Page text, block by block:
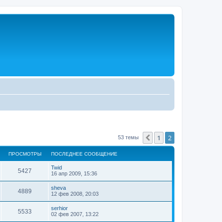
53 темы Пред.
1 2
ПРОСМОТРЫ ПОСЛЕДНЕЕ СООБЩЕНИЕ
5427
Twid
16 апр 2009, 15:36
4889
sheva
12 фев 2008, 20:03
5533
serhior
02 фев 2007, 13:22